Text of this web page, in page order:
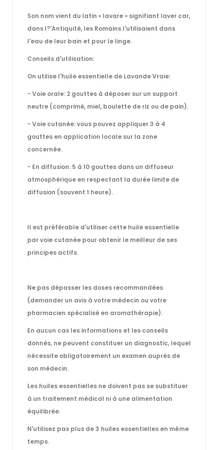
Son nom vient du latin « lavare » signifiant laver car,
dans l?'Antiquité, les Romains l'utilisaient dans
l'eau de leur bain et pour le linge.
Conseils d'utilisation:
On utilise l'huile essentielle de Lavande Vraie:
- Voie orale: 2 gouttes à déposer sur un support
neutre (comprimé, miel, boulette de riz ou de pain).
- Voie cutanée: vous pouvez appliquer 3 à 4
gouttes en application locale sur la zone
concernée.
- En diffusion: 5 à 10 gouttes dans un diffuseur
atmosphérique en respectant la durée limite de
diffusion (souvent 1 heure).
Il est préférable d'utiliser cette huile essentielle
par voie cutanée pour obtenir le meilleur de ses
principes actifs.
Ne pas dépasser les doses recommandées
(demander un avis à votre médecin ou votre
pharmacien spécialisé en aromathérapie).
En aucun cas les informations et les conseils
donnés, ne peuvent constituer un diagnostic, lequel
nécessite obligatoirement un examen auprès de
son médecin.
Les huiles essentielles ne doivent pas se substituer
à un traitement médical ni à une alimentation
équilibrée.
N'utilisez pas plus de 3 huiles essentielles en même
temps.